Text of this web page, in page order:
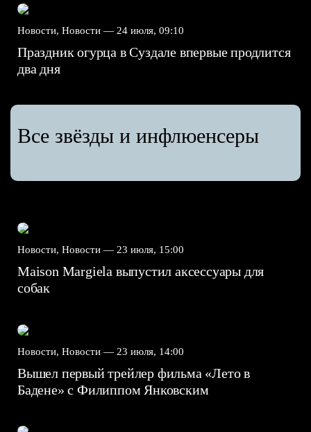
Новости, Новости — 24 июля, 09:10
Праздник огурца в Суздале впервые продлится
два дня
Все звёзды и инфлюенсеры
Новости, Новости — 23 июля, 15:00
Maison Margiela выпустил аксессуары для
собак
Новости, Новости — 23 июля, 14:00
Вышел первый трейлер фильма «Лето в
Бадене» с Филиппом Янковским